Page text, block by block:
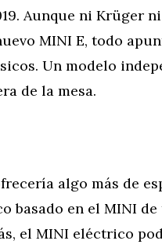
Aunque ni Krüger
MINI E, todo
Un modelo
de la mesa.
algo más de
basado en el MINI
el MINI eléctrico